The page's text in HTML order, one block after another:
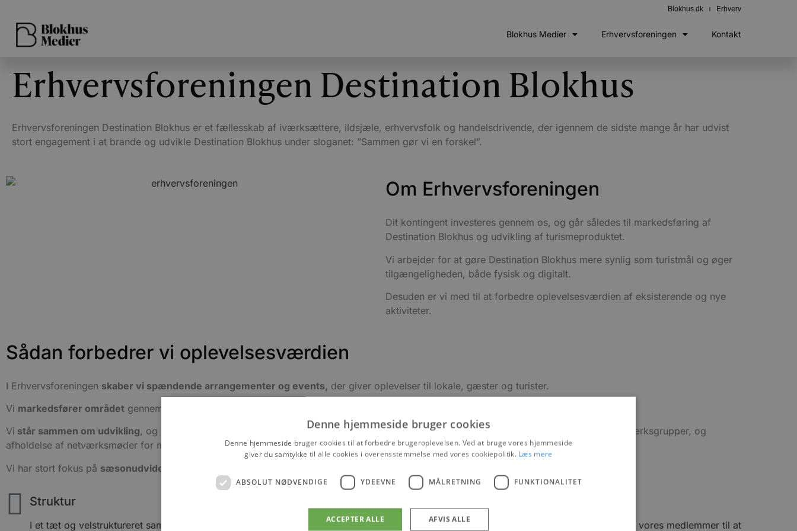
Blokhus.dk Erhverv
Blokhus Medier Erhvervsforeningen Kontakt
Erhvervsforeningen Destination Blokhus
Erhvervsforeningen Destination Blokhus er et fællesskab af iværksættere, ildsjæle, erhvervsfolk og handelsdrivende, der igennem de sidste mange år har udvist
stort engagement i at brande og udvikle Destination Blokhus under sloganet: ”Sammen gør vi en forskel”.
Om Erhvervsforeningen
Dit kontingent investeres gennem os, og går således til markedsføring af
Destination Blokhus og udvikling af turismeproduktet.
Vi arbejder for at gøre Destination Blokhus mere synlig som turistmål og øger
tilgængeligheden, både fysisk og digitalt.
Desuden er vi med til at forbedre oplevelsesværdien af eksisterende og nye
aktiviteter.
Sådan forbedrer vi oplevelsesværdien
I Erhvervsforeningen skaber vi spændende arrangementer og events, der giver oplevelser til lokale, gæster og turister.
Vi markedsfører området gennem trykte og online medier, radiospots og infostandere og – skærme.
Vi står sammen om udvikling, og vi arbejder på at udvikle og forbedre Destinationen som et turismeprodukt bl.a. gennem dannelse af netværksgrupper, og
afholdelse af netværksmøder for medlemmer.
Vi har stort fokus på sæsonudvidelse
Struktur
I et tæt og velstruktureret samarbejde gør vi os
Blokhus er rigt på mange dejlige oplevelser. Vi
Vi motiverer i høj grad vores medlemmer til at
Denne hjemmeside bruger cookies
Denne hjemmeside bruger cookies til at forbedre brugeroplevelsen. Ved at bruge vores hjemmeside
giver du samtykke til alle cookies i overensstemmelse med vores cookiepolitik. Læs mere
ABSOLUT NØDVENDIGE YDEEVNE MÅLRETNING FUNKTIONALITET
ACCEPTER ALLE AFVIS ALLE